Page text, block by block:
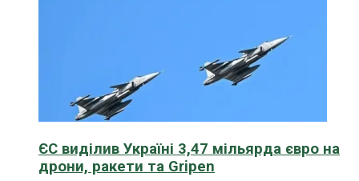
ЄС виділив Україні 3,47 мільярда євро на
дрони, ракети та Gripen